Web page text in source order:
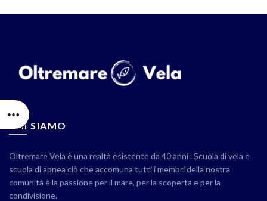
CHI SIAMO
Oltremare Vela è una realtà esistente da 40 anni . Scuola di vela e
scuola di apnea ciò che accomuna tutti i membri della nostra
comunità è la passione per il mare, per la scoperta e per la
condivisione.